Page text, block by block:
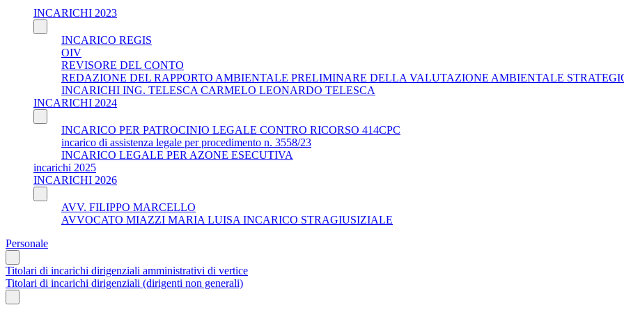
INCARICHI 2023
INCARICO REGIS
OIV
REVISORE DEL CONTO
REDAZIONE DEL RAPPORTO AMBIENTALE PRELIMINARE DELLA VALUTAZIONE AMBIENTALE
INCARICHI ING. TELESCA CARMELO LEONARDO TELESCA
INCARICHI 2024
INCARICO PER PATROCINIO LEGALE CONTRO RICORSO 414CPC
incarico di assistenza legale per procedimento n. 3558/23
INCARICO LEGALE PER AZONE ESECUTIVA
incarichi 2025
INCARICHI 2026
AVV. FILIPPO MARCELLO
AVVOCATO MIAZZI MARIA LUISA INCARICO STRAGIUSIZIALE
Personale
Titolari di incarichi dirigenziali amministrativi di vertice
Titolari di incarichi dirigenziali (dirigenti non generali)